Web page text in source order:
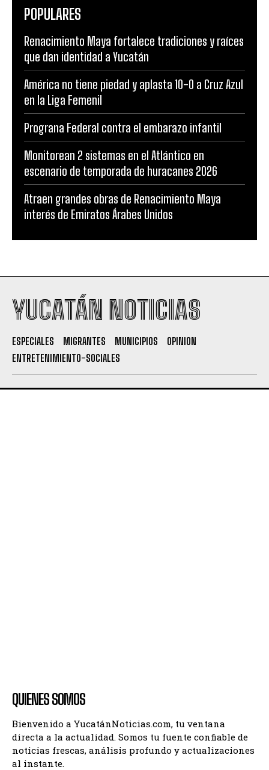
POPULARES
Renacimiento Maya fortalece tradiciones y raíces
que dan identidad a Yucatán
América no tiene piedad y aplasta 10-0 a Cruz Azul
en la Liga Femenil
Prograna Federal contra el embarazo infantil
Monitorean 2 sistemas en el Atlántico en
escenario de temporada de huracanes 2026
Atraen grandes obras de Renacimiento Maya
interés de Emiratos Árabes Unidos
YUCATÁN NOTICIAS
ESPECIALES MIGRANTES MUNICIPIOS
OPINION
ENTRETENIMIENTO-SOCIALES
QUIENES SOMOS
Bienvenido a YucatánNoticias.com, tu ventana
directa a la actualidad. Somos tu fuente confiable de
noticias frescas, análisis profundo y actualizaciones
al instante.